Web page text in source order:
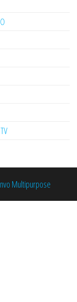
Multipurpose